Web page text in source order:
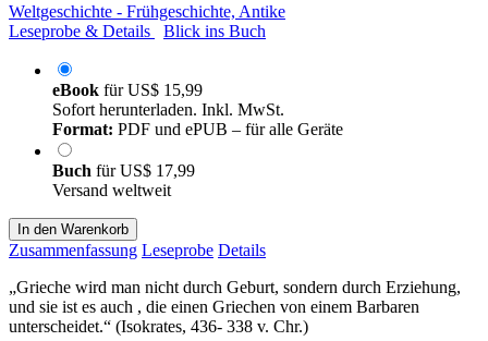
Weltgeschichte - Frühgeschichte, Antike
Leseprobe & Details
Blick ins Buch
eBook fürUS$ 15,99
Sofort herunterladen. Inkl. MwSt.
Format: PDF und ePUB – für alle Geräte
Buch fürUS$ 17,99
Versand weltweit
In den Warenkorb
Zusammenfassung Leseprobe Details
„Grieche wird man nicht durch Geburt, sondern durch Erziehung,
und sie ist es auch , die einen Griechen von einem Barbaren
unterscheidet.“ (Isokrates, 436- 338 v. Chr.)